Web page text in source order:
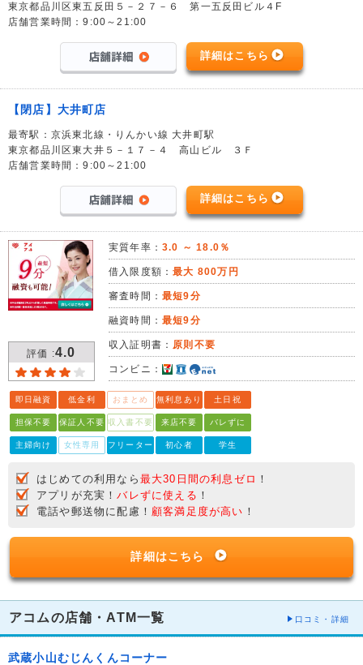
東京都品川区東五反田５－２７－６ 第一五反田ビル４F
店舗営業時間：9:00～21:00
詳細はこちら
【閉店】大井町店
最寄駅：京浜東北線・りんかい線 大井町駅
東京都品川区東大井５－１７－４ 高山ビル ３Ｆ
店舗営業時間：9:00～21:00
詳細はこちら
評価 :4.0
実質年率： 3.0 ～ 18.0％
借入限度額：最大 800万円
審査時間： 最短9分
融資時間： 最短9分
収入証明書： 原則不要
コンビニ：
即日融資 低金利 おまとめ 無利息あり 土日祝
担保不要 保証人不要 収入書不要 来店不要 バレずに
主婦向け 女性専用 フリーター 初心者 学生
はじめての利用なら 最大30日間の利息ゼロ ！
アプリが充実！バレずに使える ！
電話や郵送物に配慮！ 顧客満足度が高い ！
詳細はこちら
アコムの店舗・ATM一覧 口コミ・詳細
武蔵小山むじんくんコーナー